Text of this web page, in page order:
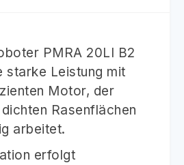
PMRA 20LI B2
starke Leistung mit
Motor, der
Rasenflächen
arbeitet.
erfolgt